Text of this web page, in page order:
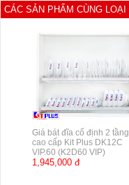
CÁC SẢN PHẨM CÙNG LOẠI
Giá bát đĩa cố định 2 tầng
cao cấp Kit Plus DK12C
VIP.60 (K2D60 VIP)
1,945,000 đ